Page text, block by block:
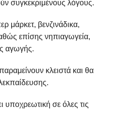
συγκεκριμένους λόγους.
μάρκετ, βενζινάδικα,
επίσης νηπιαγωγεία,
αγωγής.
κλειστά και θα
σε όλες τις